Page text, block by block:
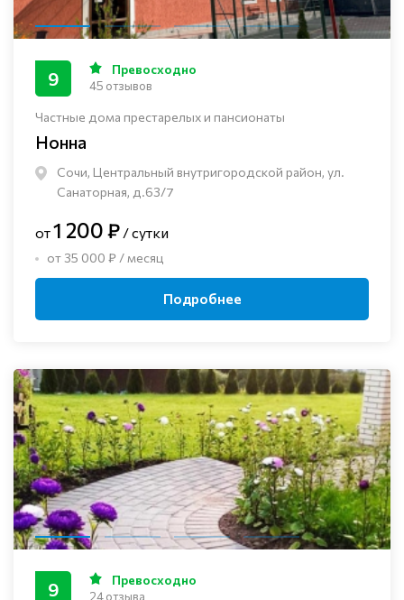
Частные дома престарелых и пансионаты
Нонна
Сочи, Центральный внутригородской район, ул.
Санаторная, д.63/7
9 Превосходно
45 отзывов
от1 200 ₽ / сутки
от 35 000 ₽ / месяц
Подробнее
9 Превосходно
24 отзыва